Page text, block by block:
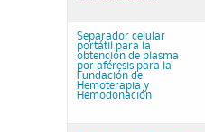
Separador celular
portátil para la
obtención de plasma
por aféresis para la
Fundación de
Hemoterapia y
Hemodonación